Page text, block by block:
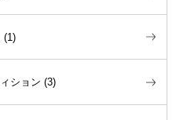
(1)
ション (3)